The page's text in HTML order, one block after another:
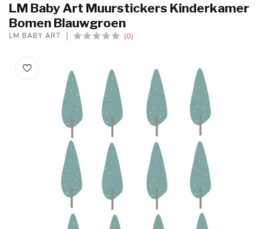
LM Baby Art Muurstickers Kinderkamer
Bomen Blauwgroen
LM BABY ART (0)